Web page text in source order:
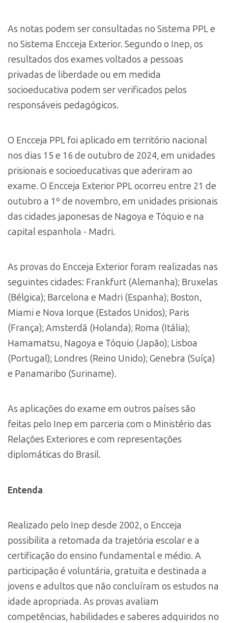
As notas podem ser consultadas no Sistema PPL e
no Sistema Encceja Exterior. Segundo o Inep, os
resultados dos exames voltados a pessoas
privadas de liberdade ou em medida
socioeducativa podem ser verificados pelos
responsáveis pedagógicos.
O Encceja PPL foi aplicado em território nacional
nos dias 15 e 16 de outubro de 2024, em unidades
prisionais e socioeducativas que aderiram ao
exame. O Encceja Exterior PPL ocorreu entre 21 de
outubro a 1º de novembro, em unidades prisionais
das cidades japonesas de Nagoya e Tóquio e na
capital espanhola - Madri.
As provas do Encceja Exterior foram realizadas nas
seguintes cidades: Frankfurt (Alemanha); Bruxelas
(Bélgica); Barcelona e Madri (Espanha); Boston,
Miami e Nova Iorque (Estados Unidos); Paris
(França); Amsterdã (Holanda); Roma (Itália);
Hamamatsu, Nagoya e Tóquio (Japão); Lisboa
(Portugal); Londres (Reino Unido); Genebra (Suíça)
e Panamaribo (Suriname).
As aplicações do exame em outros países são
feitas pelo Inep em parceria com o Ministério das
Relações Exteriores e com representações
diplomáticas do Brasil.
Entenda
Realizado pelo Inep desde 2002, o Encceja
possibilita a retomada da trajetória escolar e a
certificação do ensino fundamental e médio. A
participação é voluntária, gratuita e destinada a
jovens e adultos que não concluíram os estudos na
idade apropriada. As provas avaliam
competências, habilidades e saberes adquiridos no